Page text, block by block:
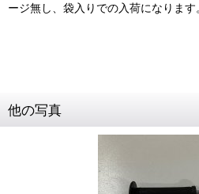
ージ無し、袋入りでの入荷になります
他の写真